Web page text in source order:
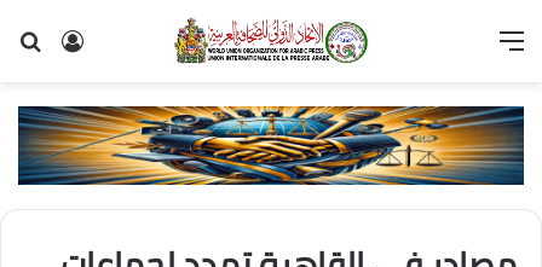
تسجيل
القائمة